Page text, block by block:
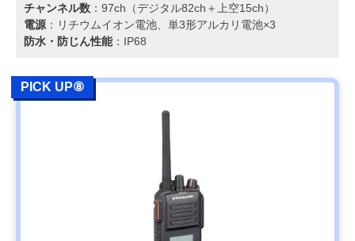
チャンネル数 ：97ch（デジタル82ch＋上空15ch）
電源 ：リチウムイオン電池、単3形アルカリ電池×3
防水・防じん性能：IP68
PICK UP⑧